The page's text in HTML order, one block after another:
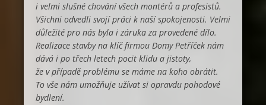
i velmi slušné chování všech montérů a profesistů.
Všichni odvedli svojí práci k naší spokojenosti. Velmi
důležité pro nás byla i záruka za provedené dílo.
Realizace stavby na klíč firmou Domy Petříček nám
dává i po třech letech pocit klidu a jistoty,
že v případě problému se máme na koho obrátit.
To vše nám umožňuje užívat si opravdu pohodové
bydlení.